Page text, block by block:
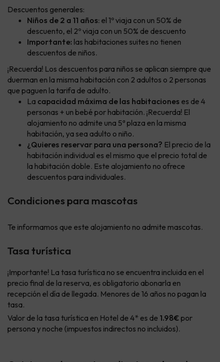
Descuentos generales:
Niños de 2 a 11 años: el 1º viaja con un 50% de
descuento, el 2º viaja con un 50% de descuento
Importante: las habitaciones suites no tienen
descuentos de niños.
¡Recuerda! Los descuentos para niños se aplican siempre que
duerman en la misma habitación con 2 adultos o 2 personas
que paguen la tarifa de adulto.
La capacidad máxima de las habitaciones es de 4
personas + un bebé por habitación. ¡Recuerda! El
alojamiento no admite una 5ª plaza en la misma
habitación, ya sea adulto o niño.
¿Quieres reservar para una persona? El precio de la
habitación individual es el mismo que el precio total de
la habitación doble. Este alojamiento no ofrece
descuentos para individuales.
Condiciones para mascotas
Te informamos que este alojamiento no admite mascotas.
Tasa turística
¡Importante! La tasa turística no se encuentra incluida en el
precio final de la reserva, es obligatorio abonarla en
recepción el día de llegada. Menores de 16 años no pagan la
tasa.
Valor de la tasa turística en Hotel de 4* es de 1.98€ por
persona y noche (impuestos indirectos no incluidos).